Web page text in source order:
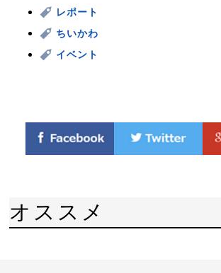
レポート
ちいかわ
イベント
オススメ